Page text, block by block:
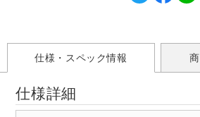
仕様・スペック情報
仕様詳細